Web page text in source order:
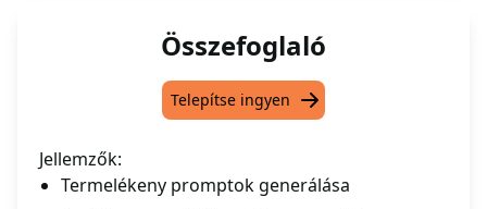
Összefoglaló
Telepítse ingyen
Jellemzők:
Termelékeny promptok generálása